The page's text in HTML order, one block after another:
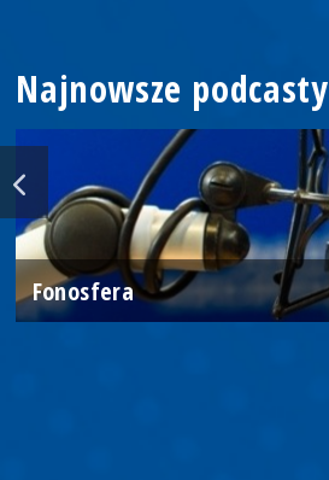
Najnowsze podcasty
Fonosfera